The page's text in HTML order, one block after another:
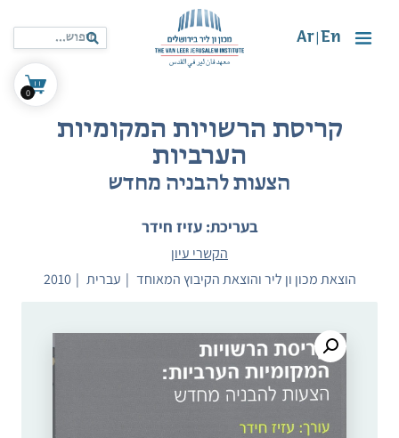
En
Ar
0
קריסת הרשויות המקומיות
הערביות
הצעות להבניה מחדש
בעריכת: עזיז חידר
הקשרי עיון
הוצאת מכון ון ליר והוצאת הקיבוץ המאוחד
עברית 2010